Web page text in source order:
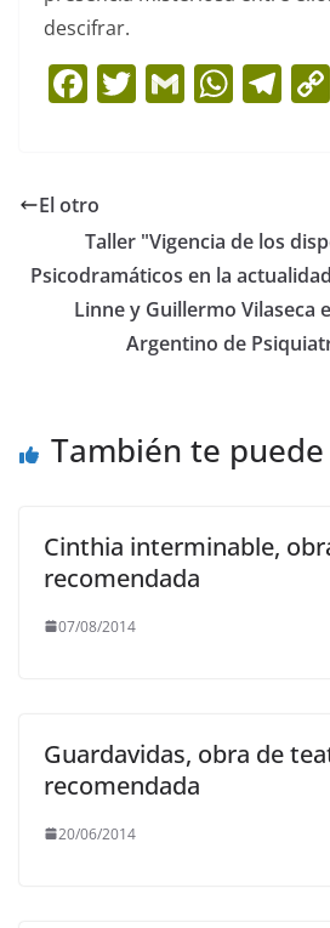
descifrar.
F
e
b
o
o
T G W
A
p
p
T
a
m
El otro
Taller "Vigencia de los
Psicodramáticos en la
Linne y Guillermo Vilaseca
Argentino de
También te
Cinthia interminable,
recomendada
07/08/2014
Guardavidas, obra de
recomendada
20/06/2014